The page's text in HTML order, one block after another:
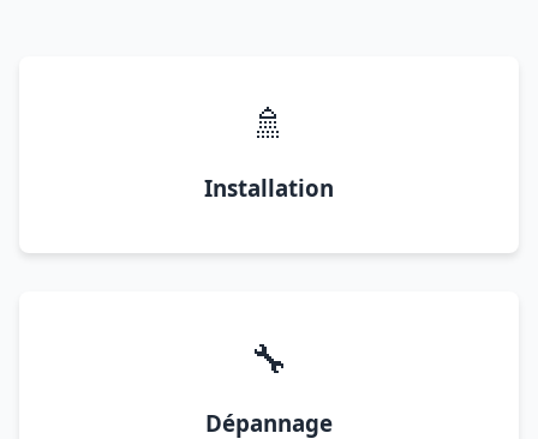
🚿
Installation
🔧
Dépannage